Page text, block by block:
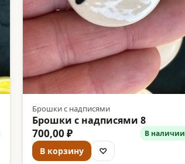
Брошки с надписями
Брошки с надписями 8
700,00 ₽ В наличии
В корзину ♡